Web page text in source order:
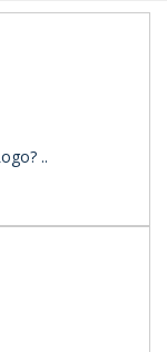
..